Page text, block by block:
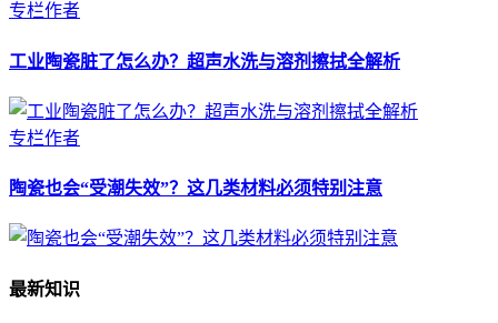
专栏作者
工业陶瓷脏了怎么办？超声水洗与溶剂擦拭全解析
专栏作者
陶瓷也会“受潮失效”？这几类材料必须特别注意
最新知识